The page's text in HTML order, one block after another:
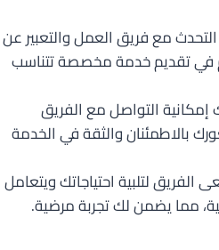
مع فريق العمل والتعبير عن
في تقديم خدمة مخصصة تتناسب
إمكانية التواصل مع الفريق
بالاطمئنان والثقة في الخدمة
الفريق لتلبية احتياجاتك ويتعامل
مما يضمن لك تجربة مرضية.